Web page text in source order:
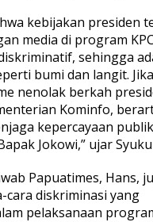
kebijakan presiden
media di program
sehingga
bumi dan langit.
nenolak berkah
Kominfo,
kepercayaan
Jokowi,” ujar
Papuatimes, Hans,
cara diskriminasi yang
pelaksanaan